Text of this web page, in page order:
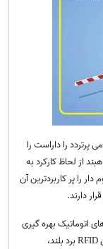
پرتردد را داراست را
از لحاظ کارکرد به
را پر کاربردترین آن
دارند.
اتوماتیک بهره گیری
، لوپ دتکتور ، ریموت ها ، آنتن RFID برد بلند،